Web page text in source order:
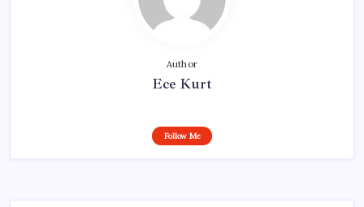
Author
Ece Kurt
Follow Me